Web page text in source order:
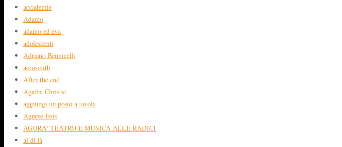
accademie
Adamo
adamo ed eva
adolescenti
Adriano Bennicelli
aerosmith
After the end
Agatha Christie
aggiungi un posto a tavola
Agnese Fois
AGORA' TEATRO E MUSICA ALLE RADICI
al di là